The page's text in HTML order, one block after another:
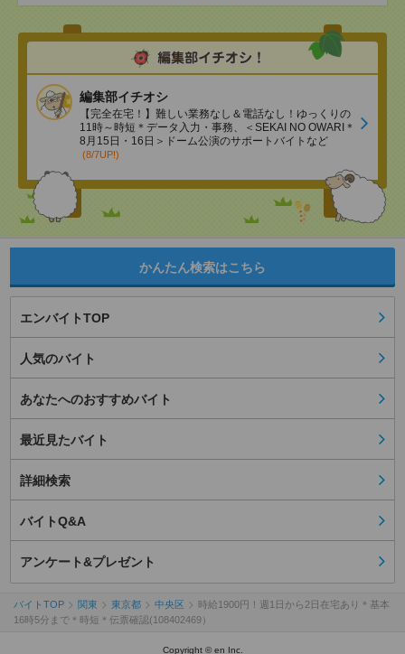
編集部イチオシ
【完全在宅！】難しい業務なし＆電話なし！ゆっくりの
11時～時短＊データ入力・事務、＜SEKAI NO OWARI＊
8月15日・16日＞ドーム公演のサポートバイトなど
(8/7UP!)
かんたん検索はこちら
エンバイトTOP
人気のバイト
あなたへのおすすめバイト
最近見たバイト
詳細検索
バイトQ&A
アンケート&プレゼント
バイトTOP 関東 東京都 中央区
時給1900円！週1日から2日在宅あり＊基本
16時5分まで＊時短＊伝票確認(108402469）
Copyright © en Inc.